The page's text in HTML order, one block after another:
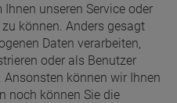
unseren Service oder
können. Anders gesagt
Daten verarbeiten,
oder als Benutzer
können wir Ihnen
noch können Sie die